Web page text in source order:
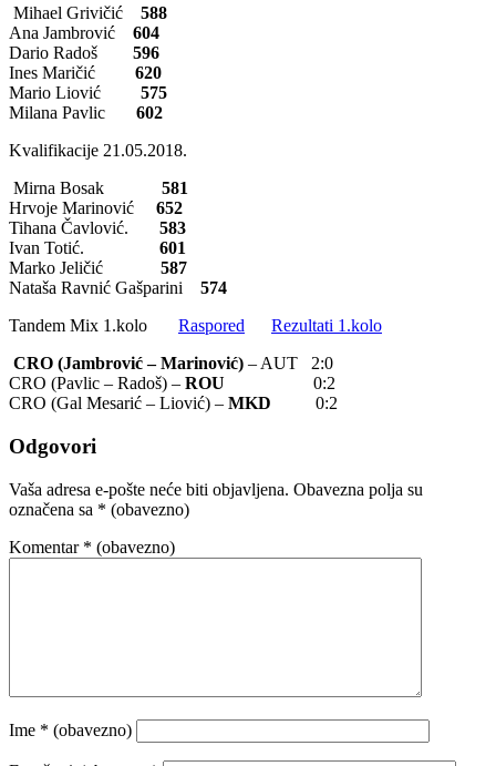
Mihael Grivičić 588
Ana Jambrović 604
Dario Radoš 596
Ines Maričić 620
Mario Liović 575
Milana Pavlic 602
Kvalifikacije 21.05.2018.
Mirna Bosak 581
Hrvoje Marinović 652
Tihana Čavlović. 583
Ivan Totić. 601
Marko Jeličić 587
Nataša Ravnić Gašparini 574
Tandem Mix 1.kolo Raspored
Rezultati 1.kolo
CRO (Jambrović – Marinović) – AUT 2:0
CRO (Pavlic – Radoš) – ROU 0:2
CRO (Gal Mesarić – Liović) – MKD 0:2
Odgovori
Vaša adresa e-pošte neće biti objavljena. Obavezna polja su
označena sa * (obavezno)
Komentar * (obavezno)
Ime * (obavezno)